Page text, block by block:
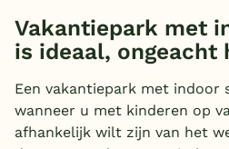
Vakantiepark met
is ideaal, ongeacht
Een vakantiepark met indoor
wanneer u met kinderen op
afhankelijk wilt zijn van het